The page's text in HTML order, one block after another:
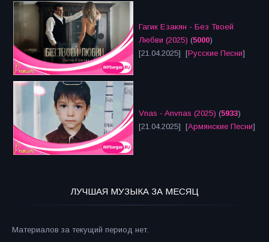
Гагик Езакян - Без Твоей
Любви (2025) (5000)
[21.04.2025] [Русские Песни]
Vnas - Anvnas (2025) (5933)
[21.04.2025] [Армянские Песни]
ЛУЧШАЯ МУЗЫКА ЗА МЕСЯЦ
Материалов за текущий период нет.